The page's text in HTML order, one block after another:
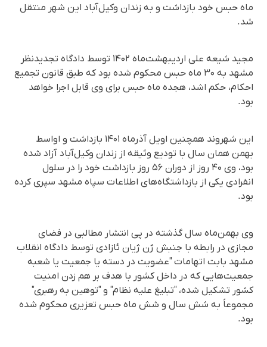
ماه حبس خود بازداشت و به زندان وکیل‌آباد این شهر منتقل
شد.
مجید شیعه علی اردیبهشت‌ماه ۱۴۰۲ توسط دادگاه تجدیدنظر
مشهد به ۳۰ ماه حبس محکوم شده بود که طبق قانون تجمیع
احکام، حکم اشد، هجده ماه حبس برای وی قابل اجرا خواهد
بود.
این شهروند همچنین اویل آذرماه ۱۴۰۱ بازداشت و اواسط
بهمن همان سال با تودیع وثیقه از زندان وکیل‌آباد آزاد شده
بود، وی ۴۰ روز از دوران ۵۶ روز بازداشت خود را در سلول
انفرادی یکی از بازداشتگاه‌های اطلاعات سپاه مشهد سپری کرده
بود.
وی بهمن‌ماه سال گذشته در پی انتشار مطالبی در فضای
مجازی در رابطه با جنبش ژن ژیان ئازادی توسط دادگاه انقلاب
مشهد بابت اتهامات "عضویت در دسته یا جمعیت یا شعبە
جمعیت‌هایی که در داخل کشور با هدف بر هم زدن امنیت
کشور تشکیل شده، "تبلیغ علیه نظام" و "توهین به رهبری"
مجموعاً به شش سال و شش ماه حبس تعزیری محکوم شده
بود.